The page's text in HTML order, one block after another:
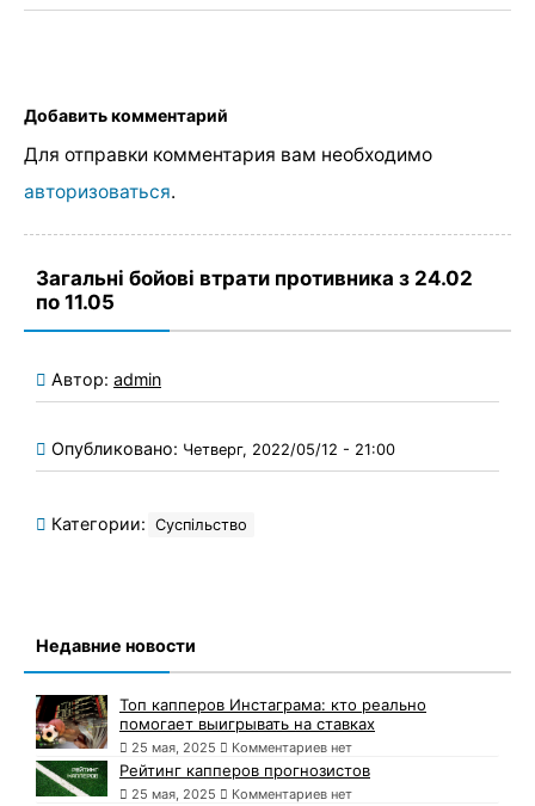
Добавить комментарий
Для отправки комментария вам необходимо
авторизоваться.
Загальні бойові втрати противника з 24.02
по 11.05
Автор: admin
Опубликовано: Четверг, 2022/05/12 - 21:00
Категории: Суспільство
Недавние новости
Топ капперов Инстаграма: кто реально
помогает выигрывать на ставках
25 мая, 2025 Комментариев нет
Рейтинг капперов прогнозистов
25 мая, 2025 Комментариев нет